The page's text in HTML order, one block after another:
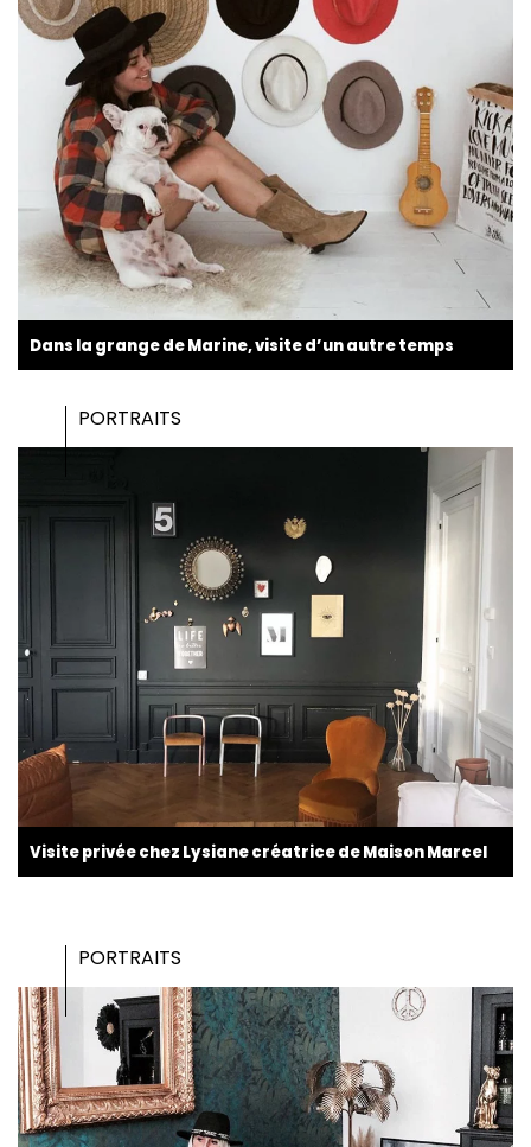
Dans la grange de Marine, visite d’un autre temps
PORTRAITS
Visite privée chez Lysiane créatrice de Maison Marcel
PORTRAITS